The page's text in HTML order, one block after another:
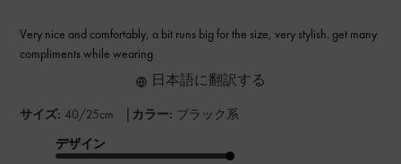
Very nice and comfortably, a bit runs big for the size, very stylish. get many
compliments while wearing
サイズ: 40/25cm | カラー: ブラック系
デザイン
日本語に翻訳する